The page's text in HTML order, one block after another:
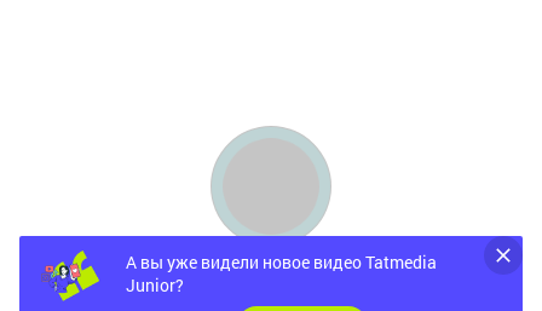
А вы уже видели новое видео Tatmedia
Junior?